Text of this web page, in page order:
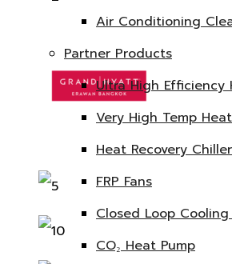
Air Conditioning
Partner Products
Ultra High Efficiency
Very High Temp
Heat Recovery Chiller
FRP Fans
Closed Loop Cooling
CO₂ Heat Pump